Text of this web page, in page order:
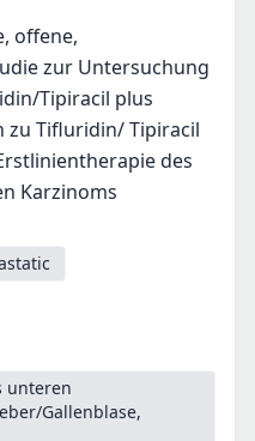
offene,
zur Untersuchung
Tipiracil plus
zu Tifluridin/ Tipiracil
des
Karzinoms
unteren
Gallenblase,